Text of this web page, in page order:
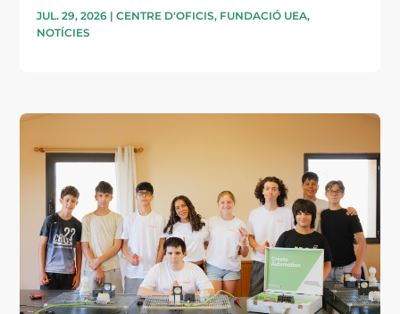
JUL. 29, 2026 |CENTRE D'OFICIS, FUNDACIÓ UEA,
NOTÍCIES